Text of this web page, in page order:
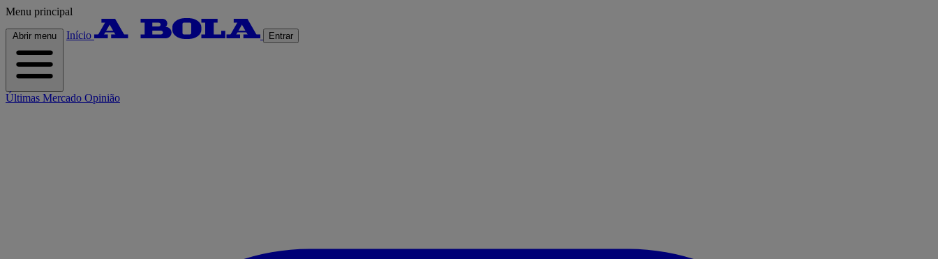
Menu principal
Abrir menu Início Entrar
Últimas Mercado Opinião